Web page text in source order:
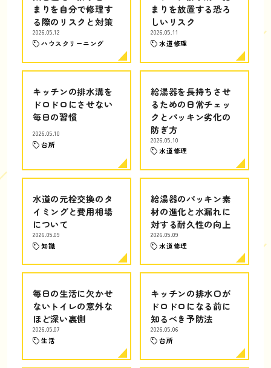
まりを自分で修理す
る際のリスクと対策
2026.05.12
ハウスクリーニング
まりを放置する恐ろ
しいリスク
2026.05.11
水道修理
キッチンの排水溝を
ドロドロにさせない
毎日の習慣
2026.05.10
台所
給湯器を長持ちさせ
るための日常チェッ
クとパッキン劣化の
防ぎ方
2026.05.10
水道修理
水道の元栓交換のタ
イミングと費用相場
について
2026.05.09
知識
給湯器のパッキン素
材の進化と水漏れに
対する耐久性の向上
2026.05.09
水道修理
毎日の生活に欠かせ
ないトイレの意外な
ほど深い裏側
2026.05.07
生活
キッチンの排水口が
ドロドロになる前に
知るべき予防法
2026.05.06
台所